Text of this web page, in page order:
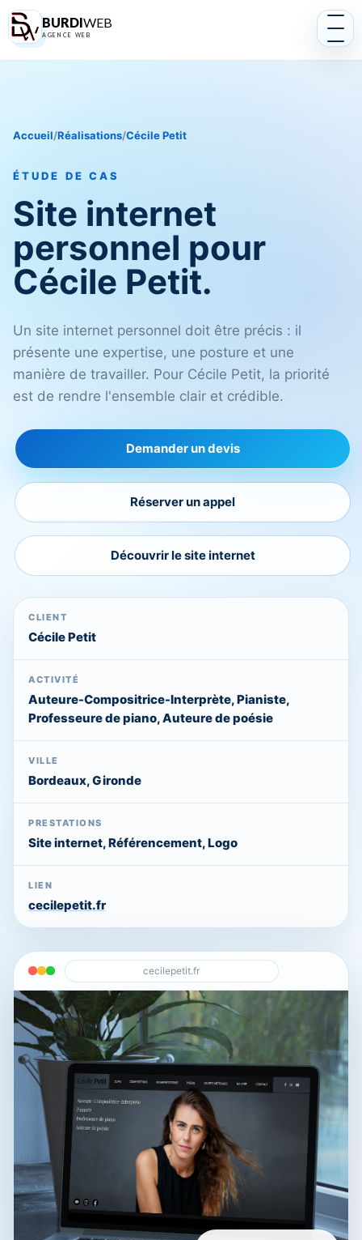
BURDIWEB
AGENCE WEB
Accueil/Réalisations/Cécile Petit
ÉTUDE DE CAS
Site internet
personnel pour
Cécile Petit.
Un site internet personnel doit être précis : il
présente une expertise, une posture et une
manière de travailler. Pour Cécile Petit, la priorité
est de rendre l'ensemble clair et crédible.
Demander un devis
Réserver un appel
Découvrir le site internet
CLIENT
Cécile Petit
ACTIVITÉ
Auteure-Compositrice-Interprète, Pianiste,
Professeure de piano, Auteure de poésie
VILLE
Bordeaux, Gironde
PRESTATIONS
Site internet, Référencement, Logo
LIEN
cecilepetit.fr
cecilepetit.fr